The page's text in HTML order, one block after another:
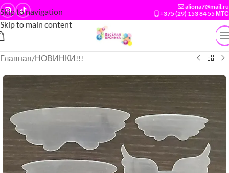
Skip to navigation
Skip to main content
aliona7@mail.ru
+375 (29) 153 84 55 МТС
Главная/НОВИНКИ!!!